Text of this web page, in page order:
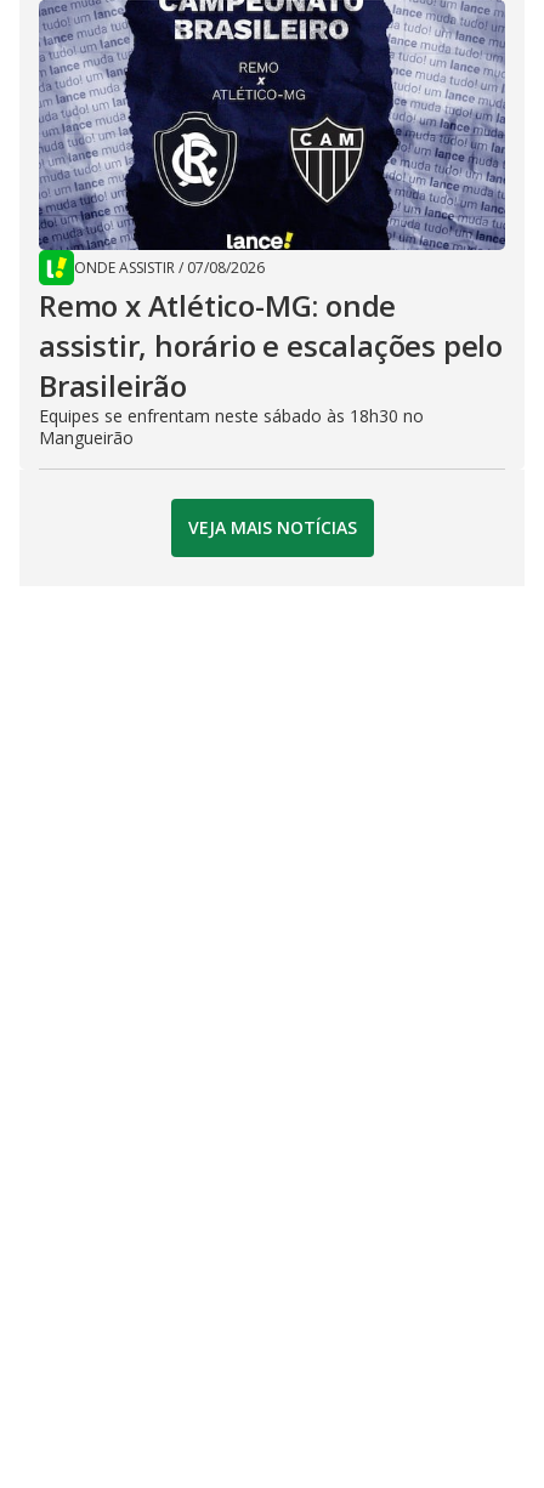
ONDE ASSISTIR/ 07/08/2026
Remo x Atlético-MG: onde
assistir, horário e escalações pelo
Brasileirão
Equipes se enfrentam neste sábado às 18h30 no
Mangueirão
VEJA MAIS NOTÍCIAS